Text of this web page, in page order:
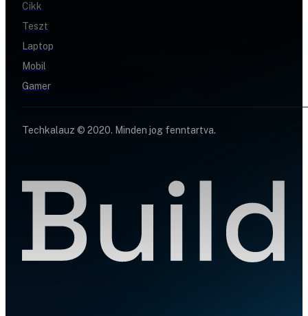
Cikk
Teszt
Laptop
Mobil
Gamer
Techkalauz © 2020. Minden jog fenntartva.